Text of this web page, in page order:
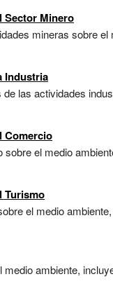
Sector Minero
mineras sobre
Industria
las actividades
Comercio
el medio
Turismo
el medio
ambiente,